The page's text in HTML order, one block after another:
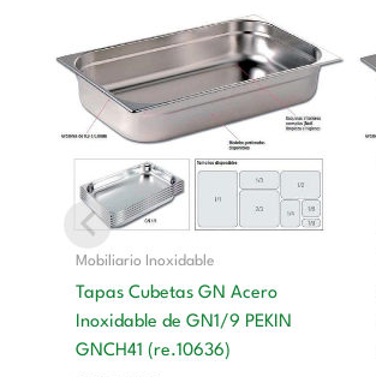
Mobiliario Inoxidable
Tapas Cubetas GN Acero
Inoxidable de GN1/9 PEKIN
GNCH41 (re.10636)